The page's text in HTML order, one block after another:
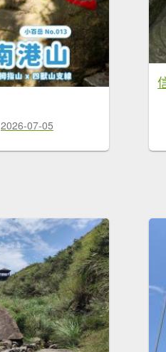
2026-07-05